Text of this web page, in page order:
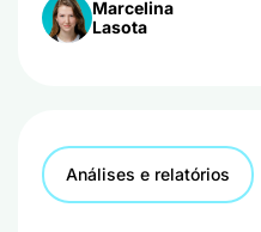
Marcelina
Lasota
Análises e relatórios